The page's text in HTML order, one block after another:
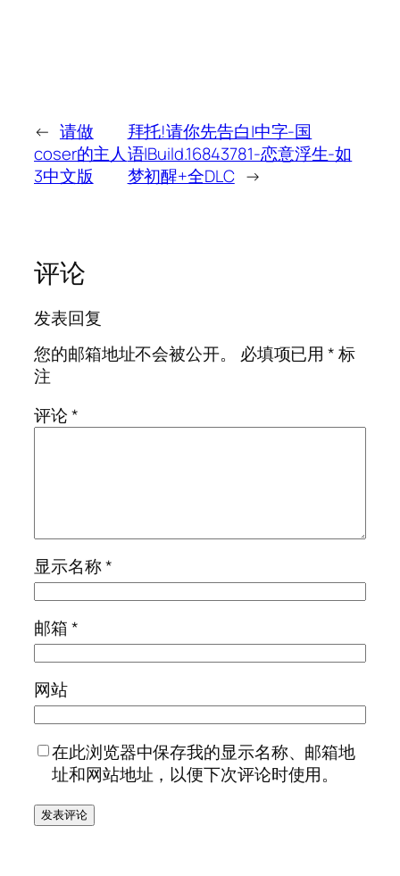
← 请做
coser的主人
3中文版
拜托!请你先告白|中字-国
语|Build.16843781-恋意浮生-如
梦初醒+全DLC →
评论
发表回复
您的邮箱地址不会被公开。
必填项已用*标
注
评论*
显示名称*
邮箱*
网站
在此浏览器中保存我的显示名称、邮箱地
址和网站地址，以便下次评论时使用。